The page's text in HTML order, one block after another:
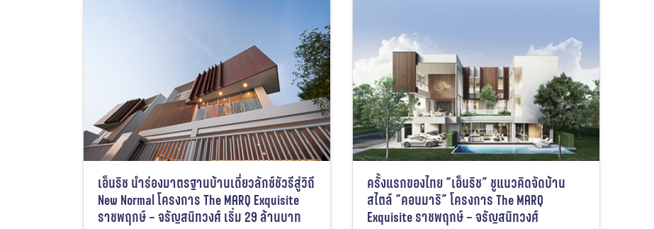
เอ็นริช นำร่องมาตรฐานบ้านเดี่ยวลักซ์ชัวรีสู่วิถี
New Normal โครงการ The MARQ Exquisite
ราชพฤกษ์ – จรัญสนิทวงศ์ เริ่ม 29 ล้านบาท
ครั้งแรกของไทย “เอ็นริช” ชูแนวคิดจัดบ้าน
สไตล์ “คอนมาริ” โครงการ The MARQ
Exquisite ราชพฤกษ์ – จรัญสนิทวงศ์